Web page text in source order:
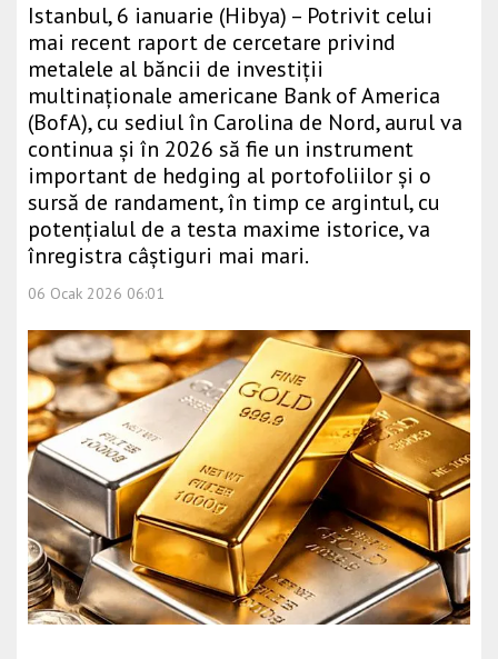
Istanbul, 6 ianuarie (Hibya) – Potrivit celui
mai recent raport de cercetare privind
metalele al băncii de investiții
multinaționale americane Bank of America
(BofA), cu sediul în Carolina de Nord, aurul va
continua și în 2026 să fie un instrument
important de hedging al portofoliilor și o
sursă de randament, în timp ce argintul, cu
potențialul de a testa maxime istorice, va
înregistra câștiguri mai mari.
06 Ocak 2026 06:01